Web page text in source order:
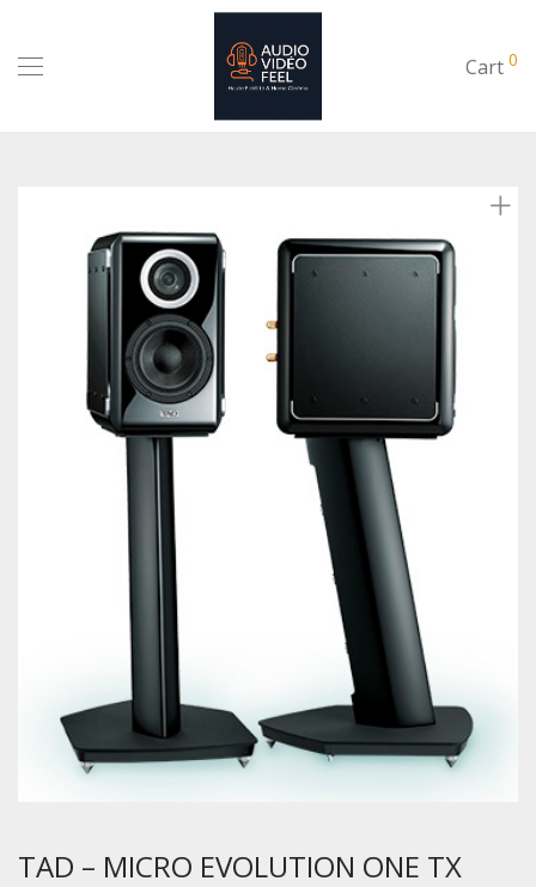
Cart 0
TAD – MICRO EVOLUTION ONE TX